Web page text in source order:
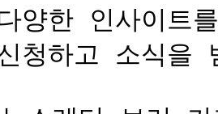
양한 인사이트
청하고 소식을